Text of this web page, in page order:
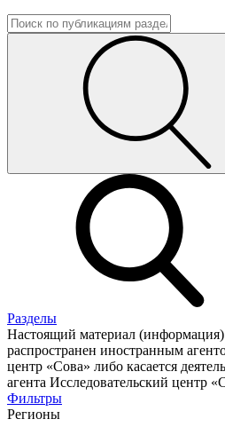
Разделы
Настоящий материал
распространен иностранным
центр «Сова» либо касается
агента Исследовательский центр
Фильтры
Регионы